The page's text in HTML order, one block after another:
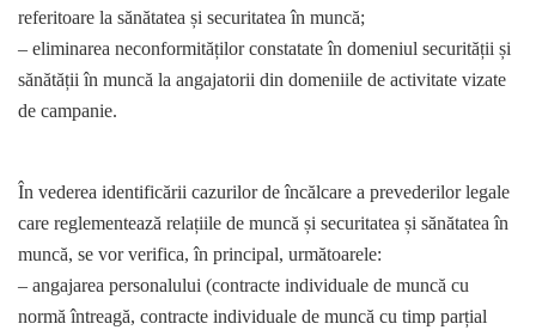
referitoare la sănătatea și securitatea în muncă;
– eliminarea neconformităților constatate în domeniul securității și
sănătății în muncă la angajatorii din domeniile de activitate vizate
de campanie.
În vederea identificării cazurilor de încălcare a prevederilor legale
care reglementează relațiile de muncă și securitatea și sănătatea în
muncă, se vor verifica, în principal, următoarele:
– angajarea personalului (contracte individuale de muncă cu
normă întreagă, contracte individuale de muncă cu timp parțial